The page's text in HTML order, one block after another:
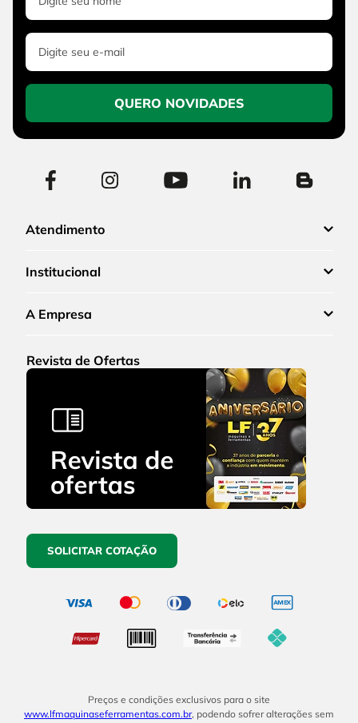
QUERO NOVIDADES
Atendimento
Institucional
A Empresa
Revista de Ofertas
SOLICITAR COTAÇÃO
Preços e condições exclusivos para o site
www.lfmaquinaseferramentas.com.br, podendo sofrer alterações sem